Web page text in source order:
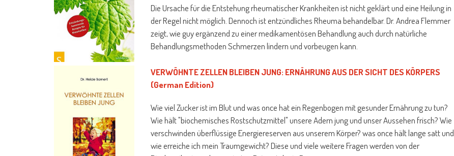
Die Ursache für die Entstehung rheumatischer Krankheiten ist nicht geklärt und eine Heilung in
der Regel nicht möglich. Dennoch ist entzündliches Rheuma behandelbar. Dr. Andrea Flemmer
zeigt, wie guy ergänzend zu einer medikamentösen Behandlung auch durch natürliche
Behandlungsmethoden Schmerzen lindern und vorbeugen kann.
VERWÖHNTE ZELLEN BLEIBEN JUNG: ERNÄHRUNG AUS DER SICHT DES KÖRPERS
(German Edition)
Wie viel Zucker ist im Blut und was once hat ein Regenbogen mit gesunder Ernährung zu tun?
Wie hält "biochemisches Rostschutzmittel" unsere Adern jung und unser Aussehen frisch? Wie
verschwinden überflüssige Energiereserven aus unserem Körper? was once hält lange satt und
wie erreiche ich mein Traumgewicht? Diese und viele weitere Fragen werden von der